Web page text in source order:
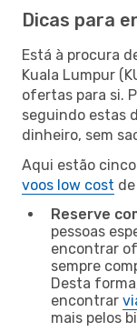
Dicas para
Está à procura
Kuala Lumpur
ofertas para si.
seguindo estas
dinheiro, sem
Aqui estão
voos low cost
Reserve
pessoas
encontrar
sempre
Desta
encontrar
mais pelos